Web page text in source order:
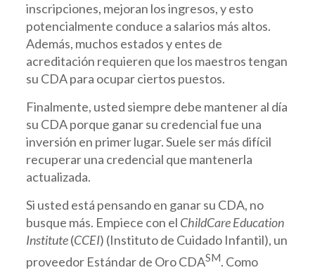
inscripciones, mejoran los ingresos, y esto
potencialmente conduce a salarios más altos.
Además, muchos estados y entes de
acreditación requieren que los maestros tengan
su CDA para ocupar ciertos puestos.
Finalmente, usted siempre debe mantener al día
su CDA porque ganar su credencial fue una
inversión en primer lugar. Suele ser más difícil
recuperar una credencial que mantenerla
actualizada.
Si usted está pensando en ganar su CDA, no
busque más. Empiece con el ChildCare Education
Institute(CCEI) (Instituto de Cuidado Infantil), un
proveedor Estándar de Oro CDASM. Como